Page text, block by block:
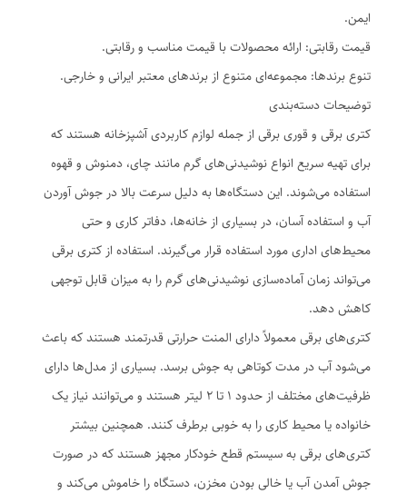
ایمن.
قیمت رقابتی: ارائه محصولات با قیمت مناسب و رقابتی.
تنوع برندها: مجموعه‌ای متنوع از برندهای معتبر ایرانی و خارجی.
توضیحات دسته‌بندی
کتری برقی و قوری برقی از جمله لوازم کاربردی آشپزخانه هستند که
برای تهیه سریع انواع نوشیدنی‌های گرم مانند چای، دمنوش و قهوه
استفاده می‌شوند. این دستگاه‌ها به دلیل سرعت بالا در جوش آوردن
آب و استفاده آسان، در بسیاری از خانه‌ها، دفاتر کاری و حتی
محیط‌های اداری مورد استفاده قرار می‌گیرند. استفاده از کتری برقی
می‌تواند زمان آماده‌سازی نوشیدنی‌های گرم را به میزان قابل توجهی
کاهش دهد.
کتری‌های برقی معمولاً دارای المنت حرارتی قدرتمند هستند که باعث
می‌شود آب در مدت کوتاهی به جوش برسد. بسیاری از مدل‌ها دارای
ظرفیت‌های مختلف از حدود 1 تا 2 لیتر هستند و می‌توانند نیاز یک
خانواده یا محیط کاری را به خوبی برطرف کنند. همچنین بیشتر
کتری‌های برقی به سیستم قطع خودکار مجهز هستند که در صورت
جوش آمدن آب یا خالی بودن مخزن، دستگاه را خاموش می‌کند و